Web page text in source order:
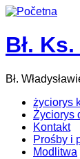
Bł.
Bł.
życiorys
Życiorys
Kontakt
Prośby i
Modlitwa